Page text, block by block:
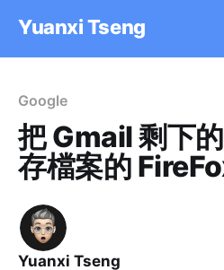
Yuanxi Tseng
Google
把 Gmail 剩下
存檔案的
Yuanxi Tseng